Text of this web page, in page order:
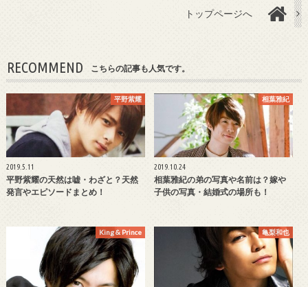
トップページへ
RECOMMEND こちらの記事も人気です。
平野紫耀
2019.5.11
平野紫耀の天然は嘘・わざと？天然
発言やエピソードまとめ！
相葉雅紀
2019.10.24
相葉雅紀の弟の写真や名前は？嫁や
子供の写真・結婚式の場所も！
King & Prince 亀梨和也